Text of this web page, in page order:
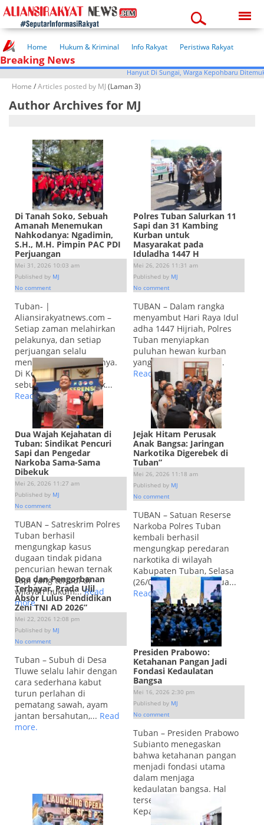
11:04:51 pm
Home Hukum & Kriminal Info Rakyat
Peristiwa Rakyat
Kuliner Rakyat
Wisata Rakyat
Pendidikan
Kesehatan
Breaking News
Hanyut Di Sungai, Warga Kepohbaru
Home /Articles posted by MJ (Laman 3)
Author Archives for MJ
Di Tanah Soko, Sebuah
Amanah Menemukan
Nahkodanya: Ngadimin,
S.H., M.H. Pimpin PAC PDI
Perjuangan
Mei 31, 2026 10:03 am
Published by MJ
No comment
Tuban- |
Aliansirakyatnews.com –
Setiap zaman melahirkan
pelakunya, dan setiap
perjuangan selalu
menemukan nahkodanya.
Di Kecamatan Soko,
sebuah amanah politik...
Read more.
Polres Tuban Salurkan 11
Sapi dan 31 Kambing
Kurban untuk
Masyarakat pada
Iduladha 1447 H
Mei 26, 2026 11:31 am
Published by MJ
No comment
TUBAN – Dalam rangka
menyambut Hari Raya Idul
adha 1447 Hijriah, Polres
Tuban menyiapkan
puluhan hewan kurban
yang akan disalurkan...
Read more.
Dua Wajah Kejahatan di
Tuban: Sindikat Pencuri
Sapi dan Pengedar
Narkoba Sama-Sama
Dibekuk
Mei 26, 2026 11:27 am
Published by MJ
No comment
TUBAN – Satreskrim Polres
Tuban berhasil
mengungkap kasus
dugaan tindak pidana
pencurian hewan ternak
sapi yang terjadi di
wilayah hukum...Read
more.
Jejak Hitam Perusak
Anak Bangsa: Jaringan
Narkotika Digerebek di
Tuban”
Mei 26, 2026 11:18 am
Published by MJ
No comment
TUBAN – Satuan Reserse
Narkoba Polres Tuban
kembali berhasil
mengungkap peredaran
narkotika di wilayah
Kabupaten Tuban, Selasa
(26/05/2026). Dalam dua...
Read more.
Doa dan Pengorbanan
Terbayar, Prada Ulil
Absor Lulus Pendidikan
Zeni TNI AD 2026”
Mei 22, 2026 12:08 pm
Published by MJ
No comment
Tuban – Subuh di Desa
Tluwe selalu lahir dengan
cara sederhana kabut
turun perlahan di
pematang sawah, ayam
jantan bersahutan,... Read
more.
Presiden Prabowo:
Ketahanan Pangan Jadi
Fondasi Kedaulatan
Bangsa
Mei 16, 2026 2:30 pm
Published by MJ
No comment
Tuban – Presiden Prabowo
Subianto menegaskan
bahwa ketahanan pangan
menjadi fondasi utama
dalam menjaga
kedaulatan bangsa. Hal
tersebut disampaikan
Kepala...
Read more.